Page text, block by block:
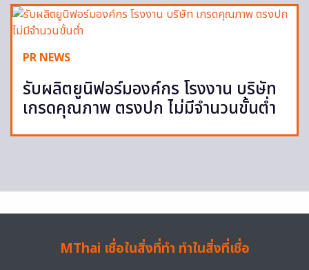
PR NEWS
รับผลิตยูนิฟอร์มองค์กร โรงงาน บริษัท
เกรดคุณภาพ ตรงปก ไม่มีจำนวนขั้นต่ำ
MThai เชื่อในสิ่งที่ทำ ทำในสิ่งที่เชื่อ